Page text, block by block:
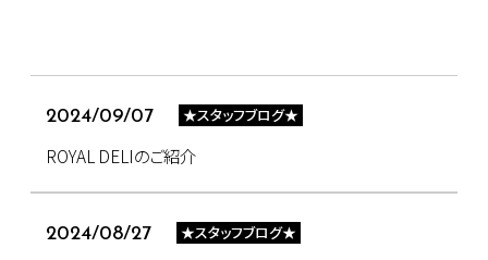
2024/09/07 ★スタッフブログ★
ROYAL DELIのご紹介
2024/08/27 ★スタッフブログ★